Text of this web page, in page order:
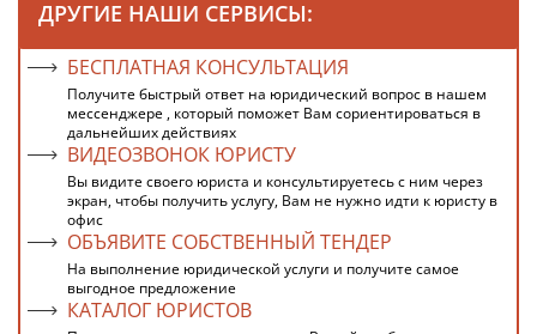
ДРУГИЕ НАШИ СЕРВИСЫ:
БЕСПЛАТНАЯ КОНСУЛЬТАЦИЯ
Получите быстрый ответ на юридический вопрос в нашем
мессенджере , который поможет Вам сориентироваться в
дальнейших действиях
ВИДЕОЗВОНОК ЮРИСТУ
Вы видите своего юриста и консультируетесь с ним через
экран, чтобы получить услугу, Вам не нужно идти к юристу в
офис
ОБЪЯВИТЕ СОБСТВЕННЫЙ ТЕНДЕР
На выполнение юридической услуги и получите самое
выгодное предложение
КАТАЛОГ ЮРИСТОВ